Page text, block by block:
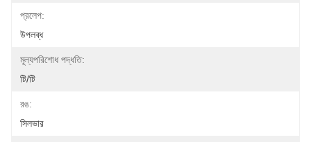
প্রলেপ:
উপলব্ধ
মূল্যপরিশোধ পদ্ধতি:
টি/টি
রঙ:
সিলভার